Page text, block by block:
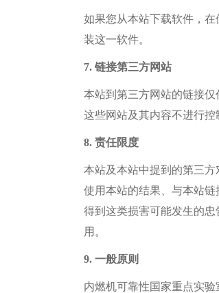
如果您从本站下载软件，
装这一软件。
7. 链接第三方网站
本站到第三方网站的链接仅
这些网站及其内容不进行
8. 责任限度
本站及本站中提到的第三
使用本站的结果、与本站
得到这类损害可能发生的
用。
9. 一般原则
内燃机可靠性国家重点实验